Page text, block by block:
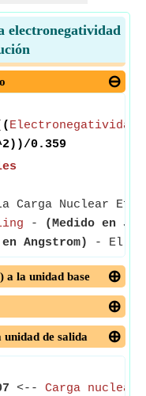
electronegatividad
Electronegatividad
0.359
Carga Nuclear
-
(Medido en
Angstrom) - El
a la unidad base
de salida
<-- Carga